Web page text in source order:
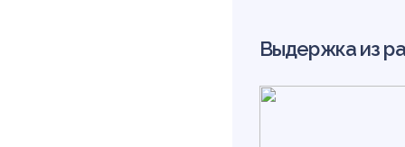
Выдержка из